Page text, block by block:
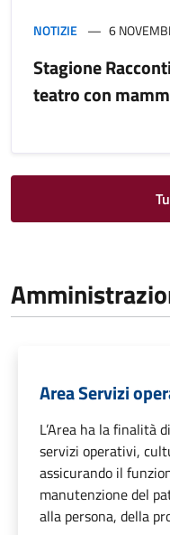
NOTIZIE 6
Stagione
teatro con
Area Servizi
L’Area ha la finalità
servizi operativi,
assicurando il
manutenzione del
alla persona, della